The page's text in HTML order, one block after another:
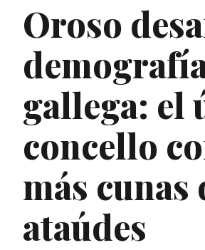
Oroso
gallega: el
concello
más cunas
ataúdes